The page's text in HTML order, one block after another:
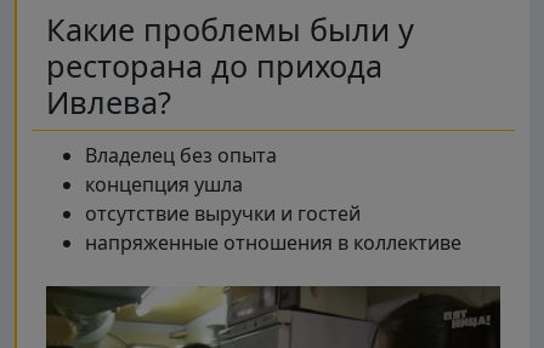
Какие проблемы были у
ресторана до прихода
Ивлева?
Владелец без опыта
концепция ушла
отсутствие выручки и гостей
напряженные отношения в коллективе